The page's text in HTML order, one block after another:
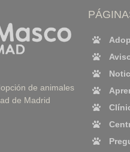
de animales
de Madrid